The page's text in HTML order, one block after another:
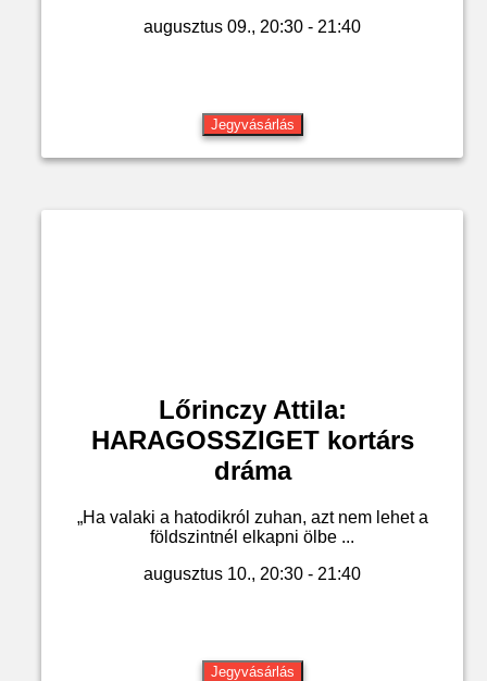
augusztus 09., 20:30 - 21:40
Jegyvásárlás
Lőrinczy Attila:
HARAGOSSZIGET kortárs
dráma
„Ha valaki a hatodikról zuhan, azt nem lehet a
földszintnél elkapni ölbe ...
augusztus 10., 20:30 - 21:40
Jegyvásárlás